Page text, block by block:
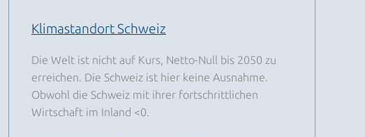
Klimastandort Schweiz
Die Welt ist nicht auf Kurs, Netto-Null bis 2050 zu
erreichen. Die Schweiz ist hier keine Ausnahme.
Obwohl die Schweiz mit ihrer fortschrittlichen
Wirtschaft im Inland <0.